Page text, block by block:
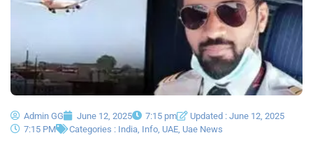
Admin GG June 12, 2025 7:15 pm
Updated : June 12, 2025
7:15 PM
Categories : India Info UAE Uae News